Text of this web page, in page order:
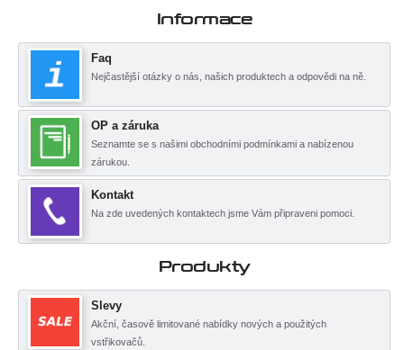
Informace
Faq
Nejčastější otázky o nás, našich produktech a odpovědi na ně.
OP a záruka
Seznamte se s našimi obchodními podmínkami a nabízenou
zárukou.
Kontakt
Na zde uvedených kontaktech jsme Vám připraveni pomoci.
Produkty
Slevy
Akční, časově limitované nabídky nových a použitých
vstřikovačů.